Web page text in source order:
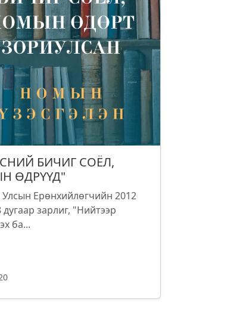
БИЧИГ СОЁЛ,
ӨДРҮҮД"
Ерөнхийлөгчийн 2012
зарлиг, "Нийтээр
ба...